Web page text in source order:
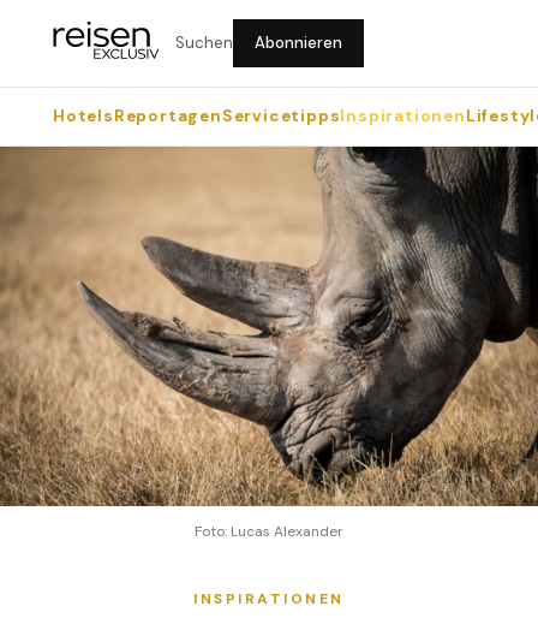
Suchen Abonnieren
HotelsReportagenServicetippsInspirationen
Foto: Lucas Alexander
INSPIRATIONEN